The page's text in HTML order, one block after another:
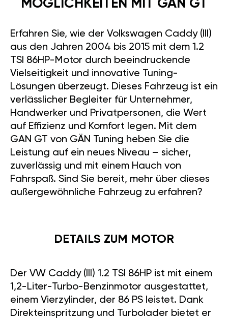
MÖGLICHKEITEN MIT GAN GT
Erfahren Sie, wie der Volkswagen Caddy (III)
aus den Jahren 2004 bis 2015 mit dem 1.2
TSI 86HP-Motor durch beeindruckende
Vielseitigkeit und innovative Tuning-
Lösungen überzeugt. Dieses Fahrzeug ist ein
verlässlicher Begleiter für Unternehmer,
Handwerker und Privatpersonen, die Wert
auf Effizienz und Komfort legen. Mit dem
GAN GT von GÄN Tuning heben Sie die
Leistung auf ein neues Niveau – sicher,
zuverlässig und mit einem Hauch von
Fahrspaß. Sind Sie bereit, mehr über dieses
außergewöhnliche Fahrzeug zu erfahren?
DETAILS ZUM MOTOR
Der VW Caddy (III) 1.2 TSI 86HP ist mit einem
1,2-Liter-Turbo-Benzinmotor ausgestattet,
einem Vierzylinder, der 86 PS leistet. Dank
Direkteinspritzung und Turbolader bietet er